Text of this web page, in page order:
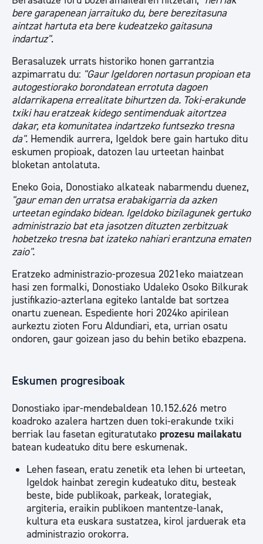
bere garapenean jarraituko du, bere berezitasuna
aintzat hartuta eta bere kudeatzeko gaitasuna
indartuz".
Berasaluzek urrats historiko honen garrantzia
azpimarratu du: "Gaur Igeldoren nortasun propioan eta
autogestiorako borondatean errotuta dagoen
aldarrikapena errealitate bihurtzen da. Toki-erakunde
txiki hau eratzeak kidego sentimenduak aitortzea
dakar, eta komunitatea indartzeko funtsezko tresna
da". Hemendik aurrera, Igeldok bere gain hartuko ditu
eskumen propioak, datozen lau urteetan hainbat
bloketan antolatuta.
Eneko Goia, Donostiako alkateak nabarmendu duenez,
"gaur eman den urratsa erabakigarria da azken
urteetan egindako bidean. Igeldoko bizilagunek gertuko
administrazio bat eta jasotzen dituzten zerbitzuak
hobetzeko tresna bat izateko nahiari erantzuna ematen
zaio".
Eratzeko administrazio-prozesua 2021eko maiatzean
hasi zen formalki, Donostiako Udaleko Osoko Bilkurak
justifikazio-azterlana egiteko lantalde bat sortzea
onartu zuenean. Espediente hori 2024ko apirilean
aurkeztu zioten Foru Aldundiari, eta, urrian osatu
ondoren, gaur goizean jaso du behin betiko ebazpena.
Eskumen progresiboak
Donostiako ipar-mendebaldean 10.152.626 metro
koadroko azalera hartzen duen toki-erakunde txiki
berriak lau fasetan egituratutako prozesu mailakatu
batean kudeatuko ditu bere eskumenak.
Lehen fasean, eratu zenetik eta lehen bi urteetan,
Igeldok hainbat zeregin kudeatuko ditu, besteak
beste, bide publikoak, parkeak, lorategiak,
argiteria, eraikin publikoen mantentze-lanak,
kultura eta euskara sustatzea, kirol jarduerak eta
administrazio orokorra.